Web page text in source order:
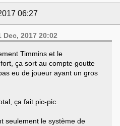
06:27
2017 20:02
Timmins et le
ça sort au compte goutte
eu de joueur ayant un gros
ça fait pic-pic.
seulement le système de